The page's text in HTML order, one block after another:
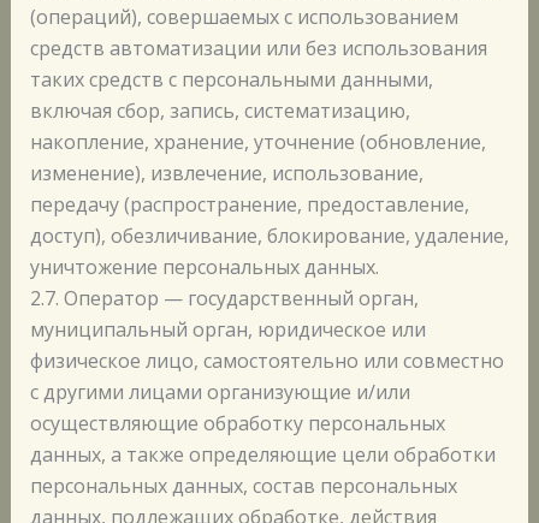
(операций), совершаемых с использованием
средств автоматизации или без использования
таких средств с персональными данными,
включая сбор, запись, систематизацию,
накопление, хранение, уточнение (обновление,
изменение), извлечение, использование,
передачу (распространение, предоставление,
доступ), обезличивание, блокирование, удаление,
уничтожение персональных данных.
2.7. Оператор — государственный орган,
муниципальный орган, юридическое или
физическое лицо, самостоятельно или совместно
с другими лицами организующие и/или
осуществляющие обработку персональных
данных, а также определяющие цели обработки
персональных данных, состав персональных
данных, подлежащих обработке, действия